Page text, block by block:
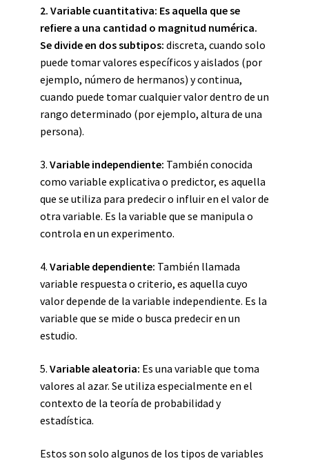
2. Variable cuantitativa: Es aquella que se
refiere a una cantidad o magnitud numérica.
Se divide en dos subtipos: discreta, cuando solo
puede tomar valores específicos y aislados (por
ejemplo, número de hermanos) y continua,
cuando puede tomar cualquier valor dentro de un
rango determinado (por ejemplo, altura de una
persona).
3. Variable independiente: También conocida
como variable explicativa o predictor, es aquella
que se utiliza para predecir o influir en el valor de
otra variable. Es la variable que se manipula o
controla en un experimento.
4. Variable dependiente: También llamada
variable respuesta o criterio, es aquella cuyo
valor depende de la variable independiente. Es la
variable que se mide o busca predecir en un
estudio.
5. Variable aleatoria: Es una variable que toma
valores al azar. Se utiliza especialmente en el
contexto de la teoría de probabilidad y
estadística.
Estos son solo algunos de los tipos de variables